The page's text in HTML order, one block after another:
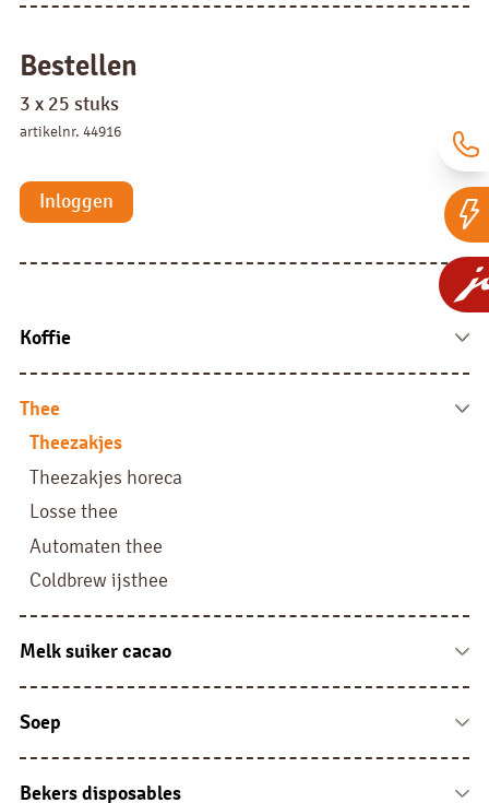
Koffie
Koffie bonen
Fresh brew
Instant
Liquid
Filterkoffie
Pads, sachets en sticks
Thee
Theezakjes
Theezakjes horeca
Losse thee
Automaten thee
Coldbrew ijsthee
Melk suiker cacao
Melk vloeibaar en cups
Melkpoeder
Cacao
Soep
Automatensoep
Soep sachets
Bekers disposables
Bestellen
3 x 25 stuks
artikelnr. 44916
Inloggen